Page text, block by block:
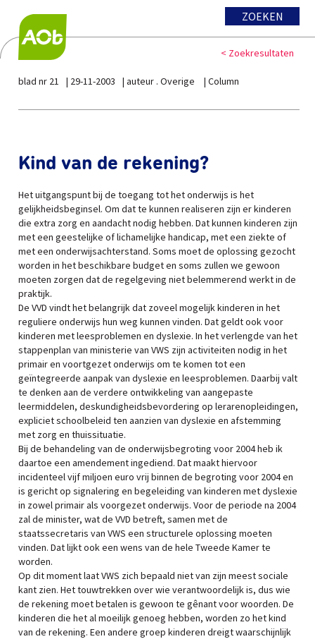
ZOEKEN
< Zoekresultaten
blad nr 21 29-11-2003 auteur . Overige Column
Kind van de rekening?
Het uitgangspunt bij de toegang tot het onderwijs is het
gelijkheidsbeginsel. Om dat te kunnen realiseren zijn er kinderen
die extra zorg en aandacht nodig hebben. Dat kunnen kinderen zijn
met een geestelijke of lichamelijke handicap, met een ziekte of
met een onderwijsachterstand. Soms moet de oplossing gezocht
worden in het beschikbare budget en soms zullen we gewoon
moeten zorgen dat de regelgeving niet belemmerend werkt in de
praktijk.
De VVD vindt het belangrijk dat zoveel mogelijk kinderen in het
reguliere onderwijs hun weg kunnen vinden. Dat geldt ook voor
kinderen met leesproblemen en dyslexie. In het verlengde van het
stappenplan van ministerie van VWS zijn activiteiten nodig in het
primair en voortgezet onderwijs om te komen tot een
geïntegreerde aanpak van dyslexie en leesproblemen. Daarbij valt
te denken aan de verdere ontwikkeling van aangepaste
leermiddelen, deskundigheidsbevordering op lerarenopleidingen,
expliciet schoolbeleid ten aanzien van dyslexie en afstemming
met zorg en thuissituatie.
Bij de behandeling van de onderwijsbegroting voor 2004 heb ik
daartoe een amendement ingediend. Dat maakt hiervoor
incidenteel vijf miljoen euro vrij binnen de begroting voor 2004 en
is gericht op signalering en begeleiding van kinderen met dyslexie
in zowel primair als voorgezet onderwijs. Voor de periode na 2004
zal de minister, wat de VVD betreft, samen met de
staatssecretaris van VWS een structurele oplossing moeten
vinden. Dat lijkt ook een wens van de hele Tweede Kamer te
worden.
Op dit moment laat VWS zich bepaald niet van zijn meest sociale
kant zien. Het touwtrekken over wie verantwoordelijk is, dus wie
de rekening moet betalen is gewoon te gênant voor woorden. De
kinderen die het al moeilijk genoeg hebben, worden zo het kind
van de rekening. Een andere groep kinderen dreigt waarschijnlijk